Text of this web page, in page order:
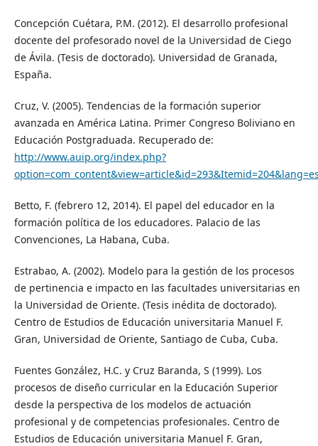
Concepción Cuétara, P.M. (2012). El desarrollo profesional
docente del profesorado novel de la Universidad de Ciego
de Ávila. (Tesis de doctorado). Universidad de Granada,
España.
Cruz, V. (2005). Tendencias de la formación superior
avanzada en América Latina. Primer Congreso Boliviano en
Educación Postgraduada. Recuperado de:
http://www.auip.org/index.php?
Betto, F. (febrero 12, 2014). El papel del educador en la
formación política de los educadores. Palacio de las
Convenciones, La Habana, Cuba.
Estrabao, A. (2002). Modelo para la gestión de los procesos
de pertinencia e impacto en las facultades universitarias en
la Universidad de Oriente. (Tesis inédita de doctorado).
Centro de Estudios de Educación universitaria Manuel F.
Gran, Universidad de Oriente, Santiago de Cuba, Cuba.
Fuentes González, H.C. y Cruz Baranda, S (1999). Los
procesos de diseño curricular en la Educación Superior
desde la perspectiva de los modelos de actuación
profesional y de competencias profesionales. Centro de
Estudios de Educación universitaria Manuel F. Gran,